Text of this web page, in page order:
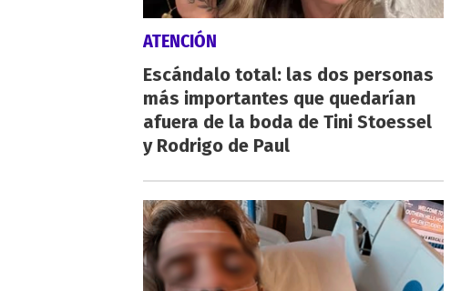
ATENCIÓN
Escándalo total: las dos personas
más importantes que quedarían
afuera de la boda de Tini Stoessel
y Rodrigo de Paul